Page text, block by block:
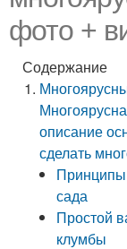
фото +
Содержание
описание
сделать
Принципы
сада
Простой
клумбы